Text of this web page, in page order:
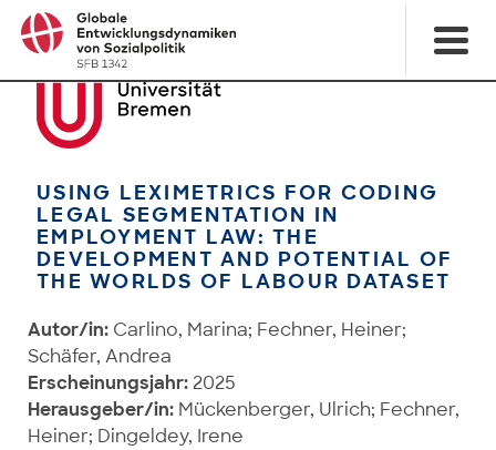
USING LEXIMETRICS FOR CODING
LEGAL SEGMENTATION IN
EMPLOYMENT LAW: THE
DEVELOPMENT AND POTENTIAL OF
THE WORLDS OF LABOUR DATASET
Autor/in: Carlino, Marina; Fechner, Heiner;
Schäfer, Andrea
Erscheinungsjahr: 2025
Herausgeber/in: Mückenberger, Ulrich; Fechner,
Heiner; Dingeldey, Irene